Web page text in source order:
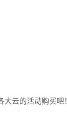
云的活动购买吧！